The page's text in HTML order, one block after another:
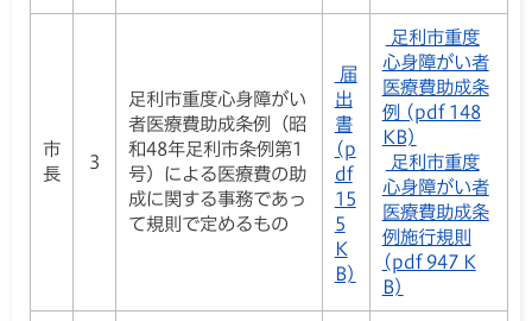
市
長
3
足利市重度心身障がい
者医療費助成条例（昭
和48年足利市条例第1
号）による医療費の助
成に関する事務であっ
て規則で定めるもの
届
出
書
(p
df
15
5
K
B)
足利市重度
心身障がい者
医療費助成条
例 (pdf 148
KB)
足利市重度
心身障がい者
医療費助成条
例施行規則
(pdf 947 K
B)